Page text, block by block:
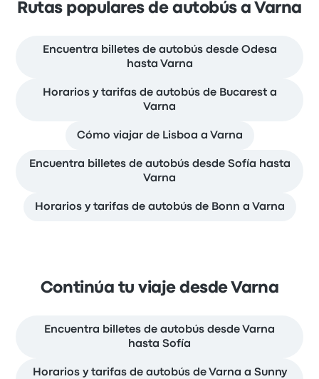
Rutas populares de autobús a Varna
Encuentra billetes de autobús desde Odesa
hasta Varna
Horarios y tarifas de autobús de Bucarest a
Varna
Cómo viajar de Lisboa a Varna
Encuentra billetes de autobús desde Sofía hasta
Varna
Horarios y tarifas de autobús de Bonn a Varna
Continúa tu viaje desde Varna
Encuentra billetes de autobús desde Varna
hasta Sofía
Horarios y tarifas de autobús de Varna a Sunny